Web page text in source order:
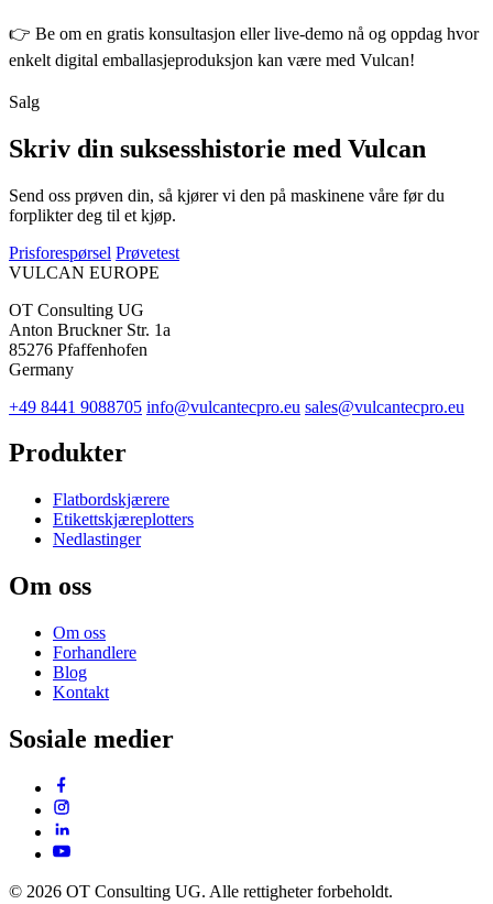
👉 Be om en gratis konsultasjon eller live-demo nå og oppdag hvor
enkelt digital emballasjeproduksjon kan være med Vulcan!
Salg
Skriv din suksesshistorie med Vulcan
Send oss prøven din, så kjører vi den på maskinene våre før du
forplikter deg til et kjøp.
Prisforespørsel Prøvetest
VULCAN EUROPE
OT Consulting UG
Anton Bruckner Str. 1a
85276 Pfaffenhofen
Germany
+49 8441 9088705 info@vulcantecpro.eu sales@vulcantecpro.eu
Produkter
Flatbordskjærere
Etikettskjæreplotters
Nedlastinger
Om oss
Om oss
Forhandlere
Blog
Kontakt
Sosiale medier
© 2026 OT Consulting UG. Alle rettigheter forbeholdt.